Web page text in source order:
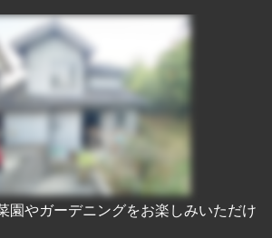
園やガーデニングをお楽しみいただけ